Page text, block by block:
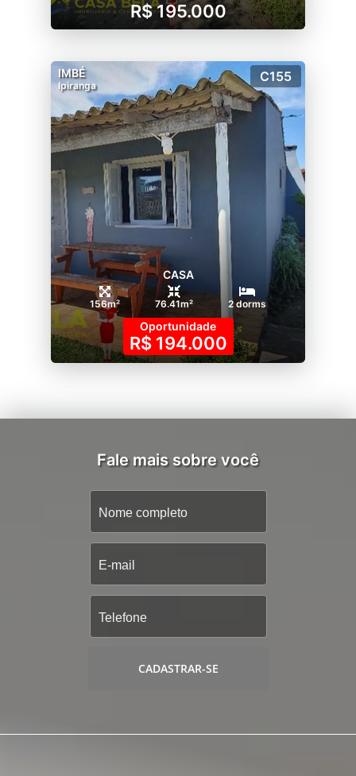
R$ 195.000
IMBÉ
Ipiranga
C155
CASA
156m² 76.41m² 2 dorms
Oportunidade
R$ 194.000
Fale mais sobre você
CADASTRAR-SE